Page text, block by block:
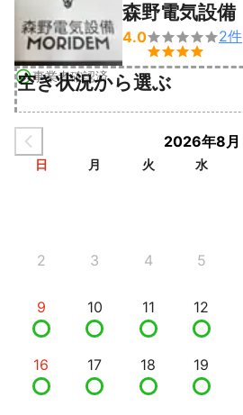
事業者確認済
森野電気設備
4.0

2件
空き状況から選ぶ
2026年8月
日 月 火 水
2 3 4 5
9 10 11 12
16 17 18 19